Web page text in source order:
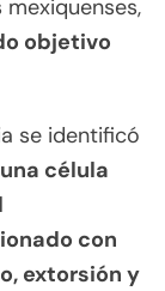
objetivo
se identificó
célula
con
extorsión y